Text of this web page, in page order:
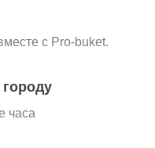
с Pro-buket.
часа